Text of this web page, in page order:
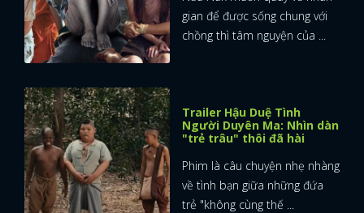
gian để được sống chung với
chồng thì tâm nguyện của ...
Trailer Hậu Duệ Tình
Người Duyên Ma: Nhìn dàn
"trẻ trâu" thôi đã hài
Phim là câu chuyện nhẹ nhàng
về tình bạn giữa những đứa
trẻ "không cùng thế ...